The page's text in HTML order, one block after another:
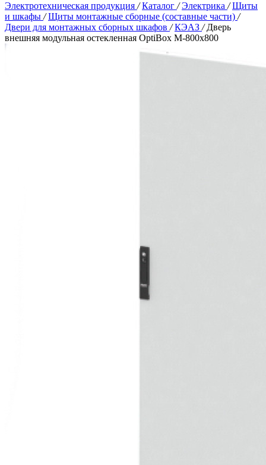
Электротехническая продукция / Каталог / Электрика / Щиты
и шкафы / Щиты монтажные сборные (составные части) /
Двери для монтажных сборных шкафов / КЭАЗ / Дверь
внешняя модульная остекленная OptiBox M-800х800